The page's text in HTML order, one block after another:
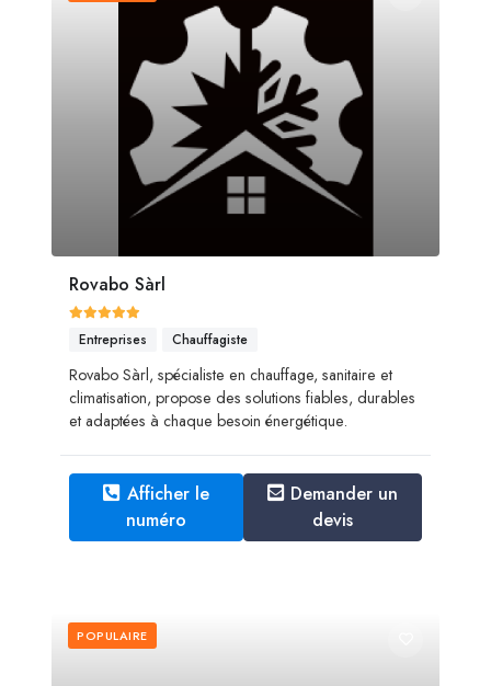
Rovabo Sàrl
Entreprises Chauffagiste
Rovabo Sàrl, spécialiste en chauffage, sanitaire et
climatisation, propose des solutions fiables, durables
et adaptées à chaque besoin énergétique.
Afficher le
numéro
Demander un
devis
POPULAIRE